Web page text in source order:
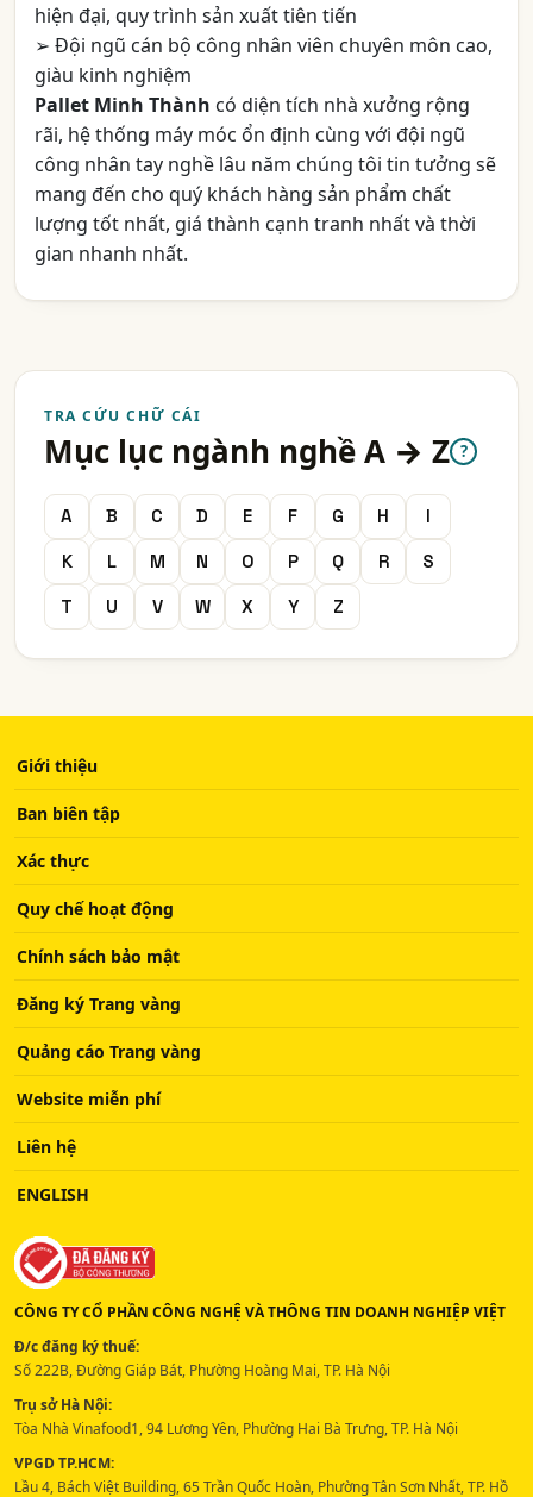
hiện đại, quy trình sản xuất tiên tiến
➢ Đội ngũ cán bộ công nhân viên chuyên môn cao,
giàu kinh nghiệm
Pallet Minh Thành có diện tích nhà xưởng rộng
rãi, hệ thống máy móc ổn định cùng với đội ngũ
công nhân tay nghề lâu năm chúng tôi tin tưởng sẽ
mang đến cho quý khách hàng sản phẩm chất
lượng tốt nhất, giá thành cạnh tranh nhất và thời
gian nhanh nhất.
TRA CỨU CHỮ CÁI
Mục lục ngành nghề A → Z ?
A B C D E F G H
I
K
L M N O P Q R
S
T
U V W X Y Z
Giới thiệu
Ban biên tập
Xác thực
Quy chế hoạt động
Chính sách bảo mật
Đăng ký Trang vàng
Quảng cáo Trang vàng
Website miễn phí
Liên hệ
ENGLISH
CÔNG TY CỔ PHẦN CÔNG NGHỆ VÀ THÔNG TIN DOANH NGHIỆP VIỆT
Đ/c đăng ký thuế:
Số 222B, Đường Giáp Bát, Phường Hoàng Mai, TP. Hà Nội
Trụ sở Hà Nội:
Tòa Nhà Vinafood1, 94 Lương Yên, Phường Hai Bà Trưng, TP. Hà Nội
VPGD TP.HCM:
Lầu 4, Bách Việt Building, 65 Trần Quốc Hoàn, Phường Tân Sơn Nhất, TP. Hồ